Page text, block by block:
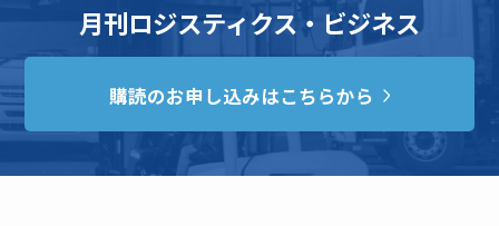
月刊ロジスティクス・ビジネス
購読のお申し込みはこちらから